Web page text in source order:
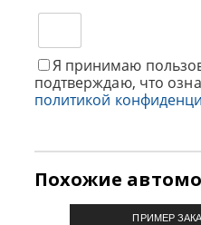
Я принимаю
подтверждаю, что
политикой
Похожие
ПРИМЕР